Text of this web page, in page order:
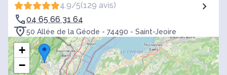
4.9/5(129 avis)
04 65 66 31 64
50 Allée de la Géode - 74490 - Saint-Jeoire
Pompes Funebres - Marbrerie Funeralp -
Annemasse
+
−